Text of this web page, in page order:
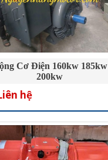
Cơ Điện 160kw 185kw
200kw
hệ